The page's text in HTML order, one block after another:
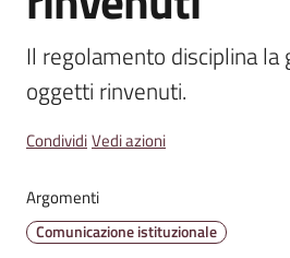
Tutti
argomenti
T
Il regolamento disciplina la
oggetti rinvenuti.
CondividiVedi azioni
Argomenti
Comunicazione istituzionale